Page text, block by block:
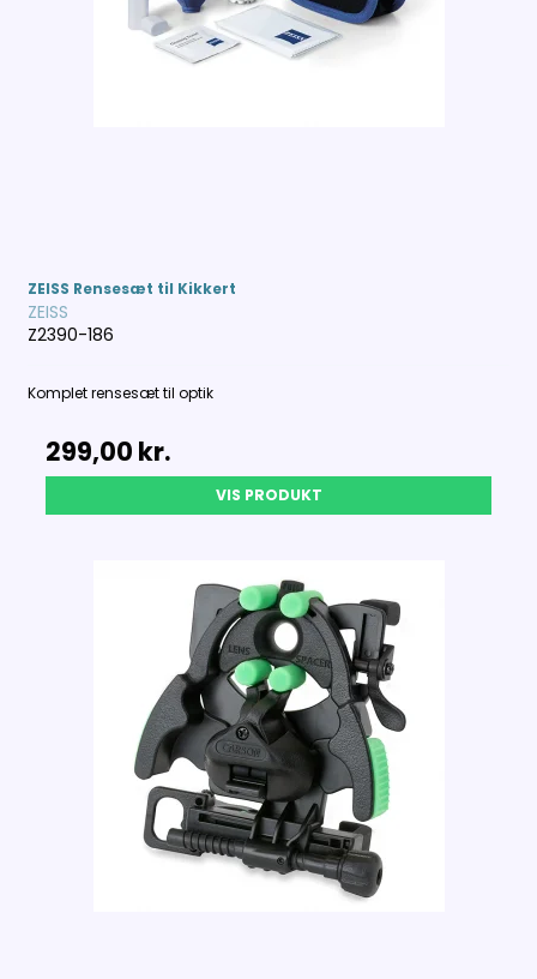
ZEISS Rensesæt til Kikkert
ZEISS
Z2390-186
Komplet rensesæt til optik
299,00 kr.
VIS PRODUKT